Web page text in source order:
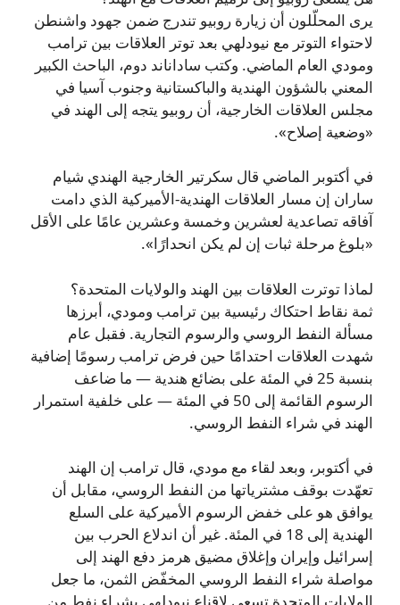
يرى المحلّلون أن زيارة روبيو تندرج ضمن جهود واشنطن
لاحتواء التوتر مع نيودلهي بعد توتر العلاقات بين ترامب
ومودي العام الماضي. وكتب ساداناند دوم، الباحث الكبير
المعني بالشؤون الهندية والباكستانية وجنوب آسيا في
مجلس العلاقات الخارجية، أن روبيو يتجه إلى الهند في
«وضعية إصلاح».
في أكتوبر الماضي قال سكرتير الخارجية الهندي شيام
ساران إن مسار العلاقات الهندية‑الأميركية الذي دامت
آفاقه تصاعدية لعشرين وخمسة وعشرين عامًا على الأقل
«بلوغ مرحلة ثبات إن لم يكن انحدارًا».
لماذا توترت العلاقات بين الهند والولايات المتحدة؟
ثمة نقاط احتكاك رئيسية بين ترامب ومودي، أبرزها
مسألة النفط الروسي والرسوم التجارية. فقبل عام
شهدت العلاقات احتدامًا حين فرض ترامب رسومًا إضافية
بنسبة 25 في المئة على بضائع هندية — ما ضاعف
الرسوم القائمة إلى 50 في المئة — على خلفية استمرار
الهند في شراء النفط الروسي.
في أكتوبر، وبعد لقاء مع مودي، قال ترامب إن الهند
تعهّدت بوقف مشترياتها من النفط الروسي، مقابل أن
يوافق هو على خفض الرسوم الأميركية على السلع
الهندية إلى 18 في المئة. غير أن اندلاع الحرب بين
إسرائيل وإيران وإغلاق مضيق هرمز دفع الهند إلى
مواصلة شراء النفط الروسي المخفّض الثمن، ما جعل